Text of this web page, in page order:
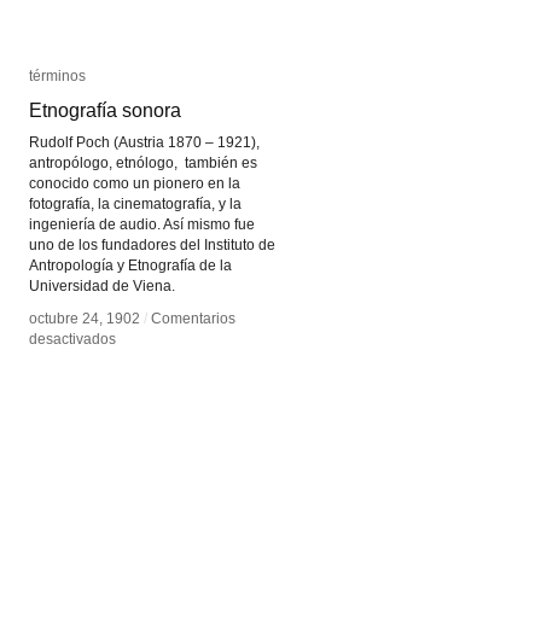
términos
Etnografía sonora
Rudolf Poch (Austria 1870 – 1921),
antropólogo, etnólogo, también es
conocido como un pionero en la
fotografía, la cinematografía, y la
ingeniería de audio. Así mismo fue
uno de los fundadores del Instituto de
Antropología y Etnografía de la
Universidad de Viena.
octubre 24, 1902 / Comentarios
desactivadosen
términos
Etnografía sonora
octubre 24, 1902 / Comentarios
desactivadosen